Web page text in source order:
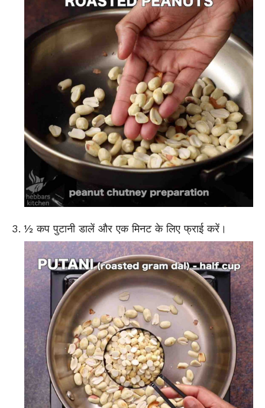
½ कपपुटानीडालें और एक मिनट के लिए फ्राई करें।